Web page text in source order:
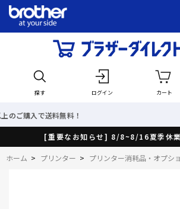
探す ログイン カート
料！
[重要なお知らせ] 8/8~8/16夏季休
ホーム > プリンター > プリンター消耗品・オプシ